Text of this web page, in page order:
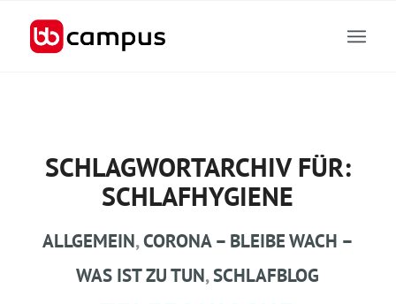
SCHLAGWORTARCHIV FÜR:
SCHLAFHYGIENE
ALLGEMEIN,CORONA – BLEIBE WACH –
WAS IST ZU TUN,SCHLAFBLOG